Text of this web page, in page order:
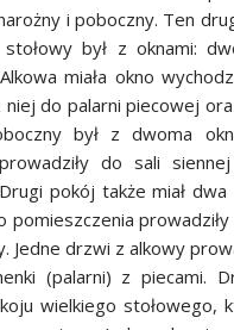
i poboczny. Ten
był z oknami:
miała okno
niej do palarni piecowej
był z dwoma
do sali
pokój także miał dwa
pomieszczenia
Jedne drzwi z alkowy
(palarni) z piecami.
wielkiego stołowego,